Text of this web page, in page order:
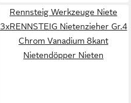
Rennsteig Werkzeuge Niete
3xRENNSTEIG Nietenzieher Gr.4
Chrom Vanadium 8kant
Nietendöpper Nieten